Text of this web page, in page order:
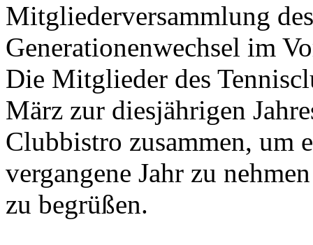
Mitgliederversammlung
Generationenwechsel im
Die Mitglieder des
März zur diesjährigen
Clubbistro zusammen, um
vergangene Jahr zu
zu begrüßen.